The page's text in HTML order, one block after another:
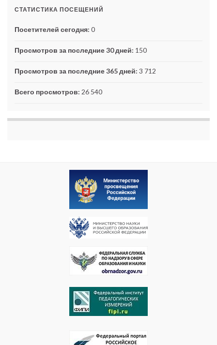
СТАТИСТИКА ПОСЕЩЕНИЙ
Посетителей сегодня: 0
Просмотров за последние 30 дней: 150
Просмотров за последние 365 дней: 3 712
Всего просмотров: 26 540